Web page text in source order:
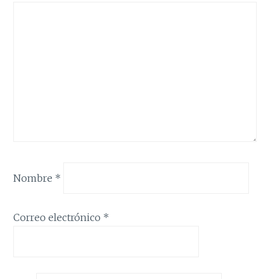
Nombre *
Correo electrónico *